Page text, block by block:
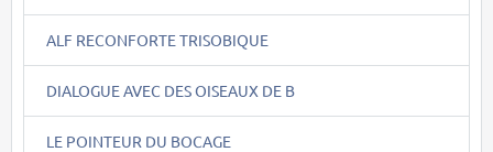
ALF RECONFORTE TRISOBIQUE
DIALOGUE AVEC DES OISEAUX DE B
LE POINTEUR DU BOCAGE